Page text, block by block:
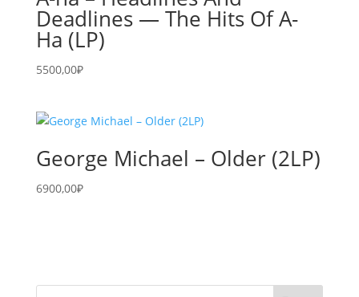
Deadlines — The Hits Of A-
Ha (LP)
5500,00₽
George Michael – Older (2LP)
6900,00₽